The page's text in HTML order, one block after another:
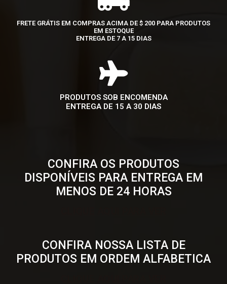
FRETE GRÁTIS EM COMPRAS ACIMA DE $ 200 PARA PRODUTOS
EM ESTOQUE
ENTREGA DE 7 A 15 DIAS
PRODUTOS SOB ENCOMENDA
ENTREGA DE 15 A 30 DIAS
CONFIRA OS PRODUTOS
DISPONÍVEIS PARA ENTREGA EM
MENOS DE 24 HORAS
CONFIRA NOSSA LISTA DE
PRODUTOS EM ORDEM ALFABETICA